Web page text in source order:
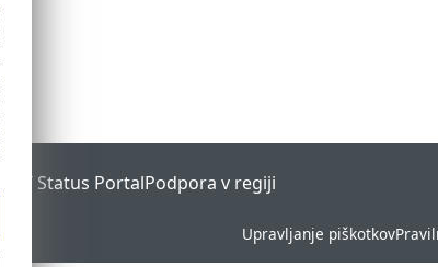
ESET Status PortalPodpora v regiji
Upravljanje piškotkov